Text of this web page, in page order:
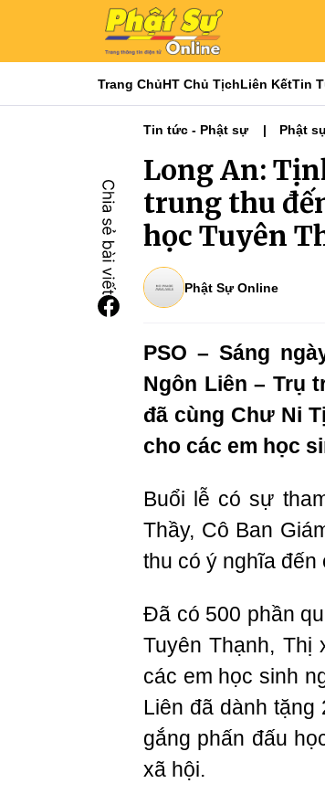
Trang ChủHT Chủ TịchLiên KếtTin
Tin tức - Phật sự Phật
Long An:
trung thu
học Tuyên
Phật Sự Online
PSO – Sáng
Ngôn Liên – Trụ
đã cùng Chư Ni
cho các em học
Buổi lễ có sự
Thầy, Cô Ban
thu có ý nghĩa đến
Đã có 500 phần
Tuyên Thạnh, Thị
các em học sinh
Liên đã dành tặng
gắng phấn đấu
xã hội.